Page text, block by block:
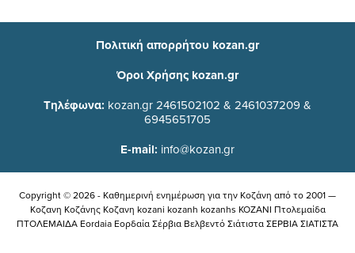
Πολιτική απορρήτου kozan.gr
Όροι Χρήσης kozan.gr
Τηλέφωνα: kozan.gr 2461502102 & 2461037209 &
6945651705
E-mail: info@kozan.gr
Copyright © 2026 - Καθημερινή ενημέρωση για την Kοζάνη από το 2001 —
Κοζανη Κοζάνης Κοζανη kozani kozanh kozanhs KOZANI Πτολεμαίδα
ΠΤΟΛΕΜΑΙΔΑ Eordaia Εορδαία Σέρβια Βελβεντό Σιάτιστα ΣΕΡΒΙΑ ΣΙΑΤΙΣΤΑ